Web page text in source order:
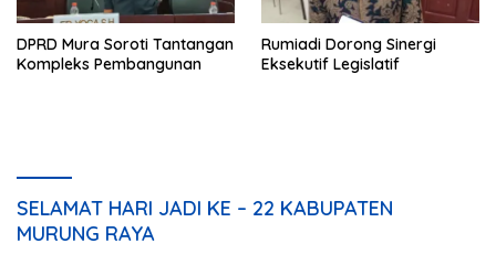
DPRD Mura Soroti Tantangan
Kompleks Pembangunan
Rumiadi Dorong Sinergi
Eksekutif Legislatif
SELAMAT HARI JADI KE – 22 KABUPATEN
MURUNG RAYA